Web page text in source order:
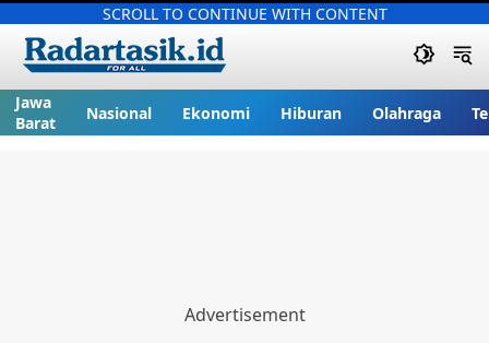
SCROLL TO CONTINUE WITH CONTENT
Jawa
Barat
Nasional Ekonomi Hiburan Olahraga